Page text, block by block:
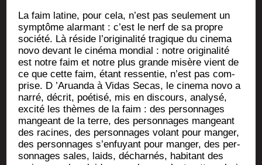
La faim latine, pour cela, n’est pas seule­ment un
symp­tôme alar­mant : c’est le nerf de sa propre
socié­té. Là réside l’originalité tra­gique du cine­ma
novo devant le ciné­ma mon­dial : notre ori­gi­na­li­té
est notre faim et notre plus grande misère vient de
ce que cette faim, étant res­sen­tie, n’est pas com­
prise. D ’Aruan­da à Vidas Secas, le cine­ma novo a
nar­ré, décrit, poé­ti­sé, mis en dis­cours, ana­ly­sé,
exci­té les thèmes de la faim : des per­son­nages
man­geant de la terre, des per­son­nages man­geant
des racines, des per­son­nages volant pour man­ger,
des per­son­nages s’enfuyant pour man­ger, des per­
son­nages sales, laids, déchar­nés, habi­tant des